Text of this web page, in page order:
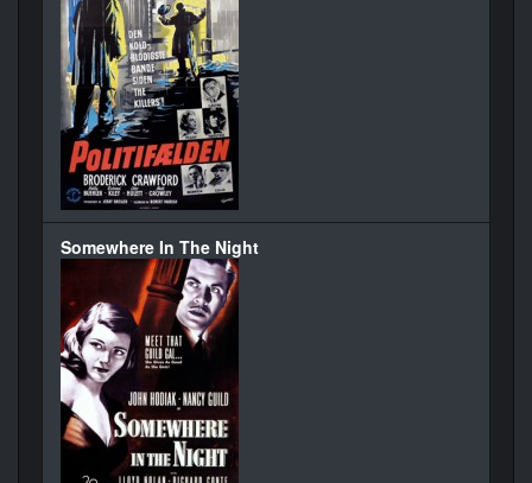
Somewhere In The Night